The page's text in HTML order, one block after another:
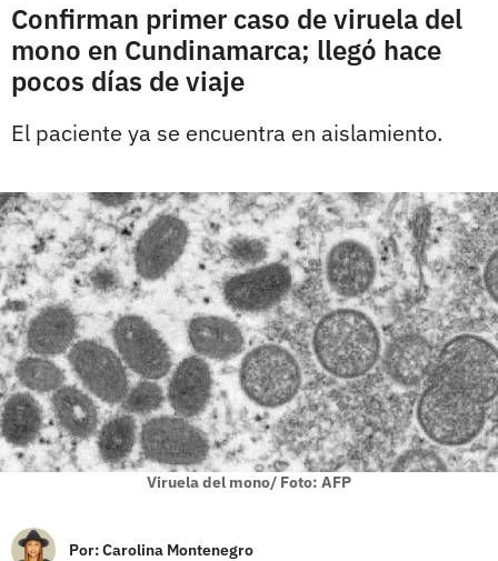
Confirman primer caso de viruela del
mono en Cundinamarca; llegó hace
pocos días de viaje
El paciente ya se encuentra en aislamiento.
Viruela del mono/ Foto: AFP
Por:Carolina Montenegro